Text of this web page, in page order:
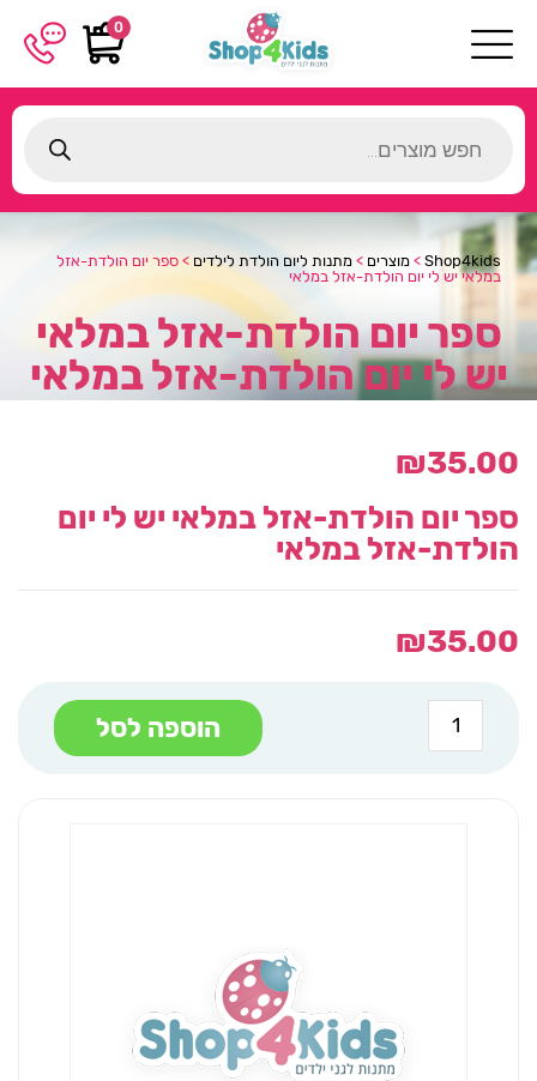
0
search
Shop4kids
> מוצרים > מתנות ליום הולדת לילדים > ספר יום הולדת-אזל
במלאי יש לי יום הולדת-אזל במלאי
ספר יום הולדת-אזל במלאי
יש לי יום הולדת-אזל במלאי
₪35.00
ספר יום הולדת-אזל במלאי יש לי יום
הולדת-אזל במלאי
₪35.00
כמות
של
ספר
הוספה לסל